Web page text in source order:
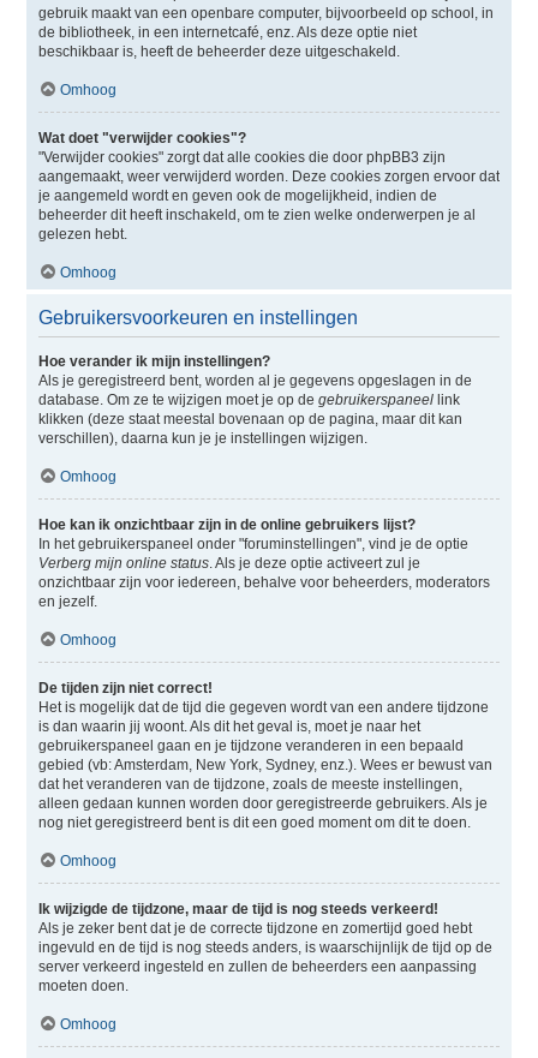
gebruik maakt van een openbare computer, bijvoorbeeld op school, in
de bibliotheek, in een internetcafé, enz. Als deze optie niet
beschikbaar is, heeft de beheerder deze uitgeschakeld.
Omhoog
Wat doet "verwijder cookies"?
"Verwijder cookies" zorgt dat alle cookies die door phpBB3 zijn
aangemaakt, weer verwijderd worden. Deze cookies zorgen ervoor dat
je aangemeld wordt en geven ook de mogelijkheid, indien de
beheerder dit heeft inschakeld, om te zien welke onderwerpen je al
gelezen hebt.
Omhoog
Gebruikersvoorkeuren en instellingen
Hoe verander ik mijn instellingen?
Als je geregistreerd bent, worden al je gegevens opgeslagen in de
database. Om ze te wijzigen moet je op de gebruikerspaneellink
klikken (deze staat meestal bovenaan op de pagina, maar dit kan
verschillen), daarna kun je je instellingen wijzigen.
Omhoog
Hoe kan ik onzichtbaar zijn in de online gebruikers lijst?
In het gebruikerspaneel onder "foruminstellingen", vind je de optie
Verberg mijn online status. Als je deze optie activeert zul je
onzichtbaar zijn voor iedereen, behalve voor beheerders, moderators
en jezelf.
Omhoog
De tijden zijn niet correct!
Het is mogelijk dat de tijd die gegeven wordt van een andere tijdzone
is dan waarin jij woont. Als dit het geval is, moet je naar het
gebruikerspaneel gaan en je tijdzone veranderen in een bepaald
gebied (vb: Amsterdam, New York, Sydney, enz.). Wees er bewust van
dat het veranderen van de tijdzone, zoals de meeste instellingen,
alleen gedaan kunnen worden door geregistreerde gebruikers. Als je
nog niet geregistreerd bent is dit een goed moment om dit te doen.
Omhoog
Ik wijzigde de tijdzone, maar de tijd is nog steeds verkeerd!
Als je zeker bent dat je de correcte tijdzone en zomertijd goed hebt
ingevuld en de tijd is nog steeds anders, is waarschijnlijk de tijd op de
server verkeerd ingesteld en zullen de beheerders een aanpassing
moeten doen.
Omhoog